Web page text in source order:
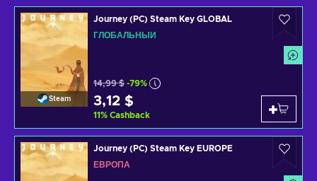
Steam
Journey (PC) Steam Key GLOBAL
ГЛОБАЛЬНЫЙ
14,99 $ -79%
3,12 $
11% Cashback
Journey (PC) Steam Key EUROPE
ЕВРОПА